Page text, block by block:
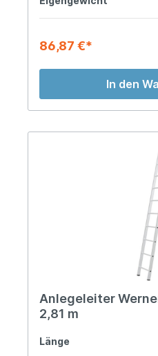
86,87 €*
In den
Anlegeleiter
2,81 m
Länge